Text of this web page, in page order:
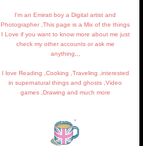
I'm an Emirati boy a Digital artist and
Photographer ,This page is a Mix of the things
I Love if you want to know more about me just
check my other accounts or ask me
anything,,,
I love Reading ,Cooking ,Traveling ,interested
in supernatural things and ghosts ,Video
games ,Drawing and much more